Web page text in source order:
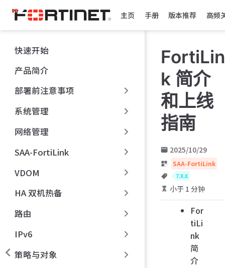
跳
至
主
內
容
主页 手册 版本推荐 高频
快速开始
产品简介
部署前注意事项
系统管理
网络管理
SAA-FortiLink
VDOM
HA 双机热备
路由
IPv6
策略与对象
FortiLin
k 简介
和上线
指南
2025/10/29
SAA-FortiLink
7.X.X
小于 1 分钟
For
tiLi
nk
简
介